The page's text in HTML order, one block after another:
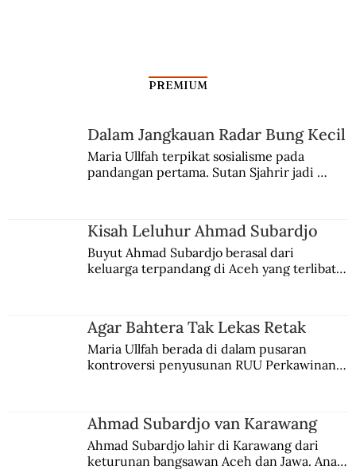
Pemusnah Frambusia yang Dikenal
PREMIUM
Dalam Jangkauan Radar Bung Kecil
Maria Ullfah terpikat sosialisme pada
pandangan pertama. Sutan Sjahrir jadi
Kisah Leluhur Ahmad Subardjo
Buyut Ahmad Subardjo berasal dari
keluarga terpandang di Aceh yang terlibat
Agar Bahtera Tak Lekas Retak
Maria Ullfah berada di dalam pusaran
kontroversi penyusunan RUU Perkawinan.
Ahmad Subardjo van Karawang
Ahmad Subardjo lahir di Karawang dari
keturunan bangsawan Aceh dan Jawa. Anak